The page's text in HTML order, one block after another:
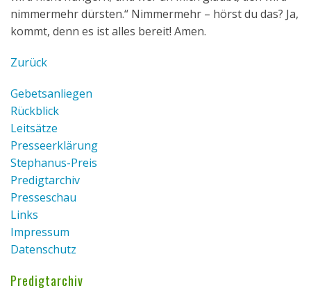
nimmermehr dürsten.“ Nimmermehr – hörst du das? Ja,
kommt, denn es ist alles bereit! Amen.
Zurück
Gebetsanliegen
Rückblick
Leitsätze
Presseerklärung
Stephanus-Preis
Predigtarchiv
Presseschau
Links
Impressum
Datenschutz
Predigtarchiv